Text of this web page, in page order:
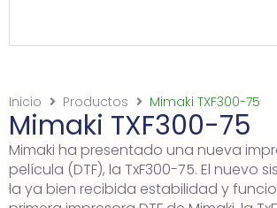
Inicio Productos Mimaki TXF300-75
Mimaki TXF300-75
Mimaki ha presentado una nueva
película (DTF), la TxF300-75. El nuevo
la ya bien recibida estabilidad y